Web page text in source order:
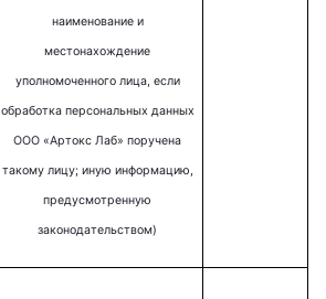
наименование и
местонахождение
уполномоченного лица, если
обработка персональных данных
ООО «Артокс Лаб» поручена
такому лицу; иную информацию,
предусмотренную
законодательством)